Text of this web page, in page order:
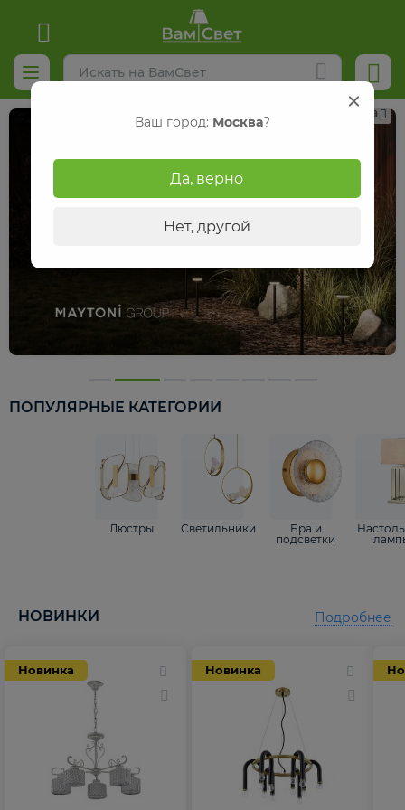
Реклама
ПОПУЛЯРНЫЕ КАТЕГОРИИ
Люстры Светильники
Бра и
подсветки
НОВИНКИ
Новинка Новинка
Подробнее
Ваш город: Москва?
Да, верно
Нет, другой